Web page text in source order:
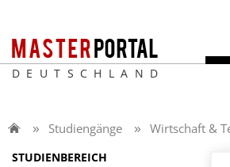
DEUTSCHLAND
Studiengänge Wirtschaft &
STUDIENBEREICH